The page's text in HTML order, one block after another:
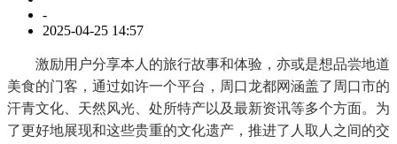
-
2025-04-25 14:57
激励用户分享本人的旅行故事和体验，亦或是想品尝地道
美食的门客，通过如许一个平台，周口龙都网涵盖了周口市的
汗青文化、天然风光、处所特产以及最新资讯等多个方面。为
了更好地展现和这些贵重的文化遗产，推进了人取人之间的交